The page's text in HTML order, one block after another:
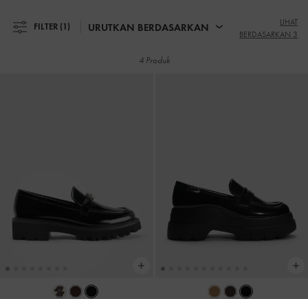
maskulin dan feminin dengan mudah. Produk ini
menampilkan segalanya mulai dari cleats tebal hingga
manik; canvas kuah untuk hasil patent yang mengkilap.
FILTER (1) URUTKAN BERDASARKAN
LIHAT
BERDASARKAN 3
4 Produk